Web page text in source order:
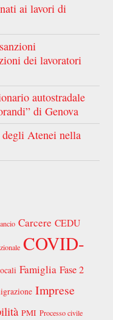
ai lavori di
dei lavoratori
autostradale
di Genova
degli Atenei nella
Carcere CEDU
COVID-
Famiglia Fase 2
Imprese
PMI Processo civile